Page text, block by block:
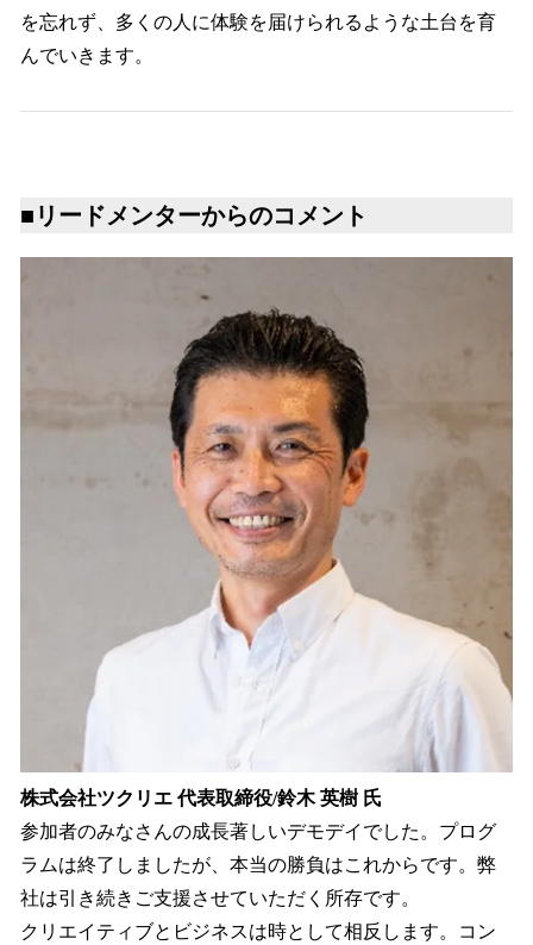
を忘れず、多くの人に体験を届けられるような土台を育
んでいきます。
■リードメンターからのコメント
株式会社ツクリエ 代表取締役/鈴木 英樹 氏
参加者のみなさんの成長著しいデモデイでした。プログ
ラムは終了しましたが、本当の勝負はこれからです。弊
社は引き続きご支援させていただく所存です。
クリエイティブとビジネスは時として相反します。コン